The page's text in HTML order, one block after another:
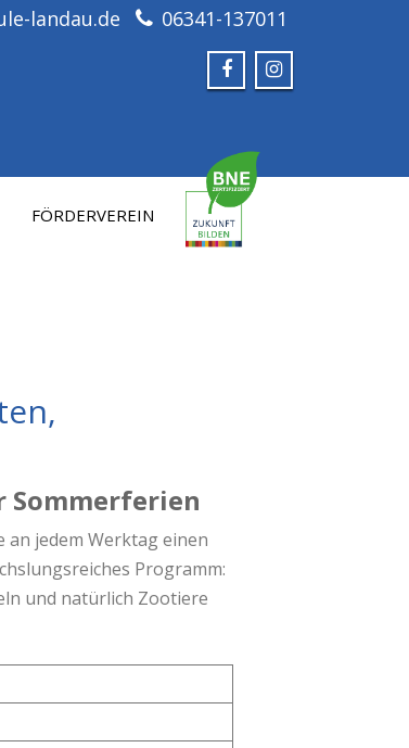
landau.de 06341-137011
FÖRDERVEREIN
Sommerferien
an jedem Werktag einen
Programm:
und na­türlich Zootiere